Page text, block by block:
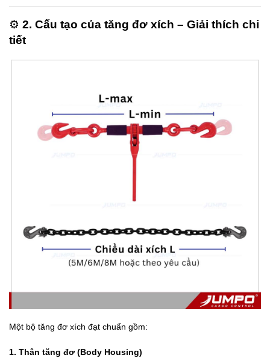
⚙️ 2. Cấu tạo của tăng đơ xích – Giải thích chi
tiết
Một bộ tăng đơ xích đạt chuẩn gồm:
1. Thân tăng đơ (Body Housing)